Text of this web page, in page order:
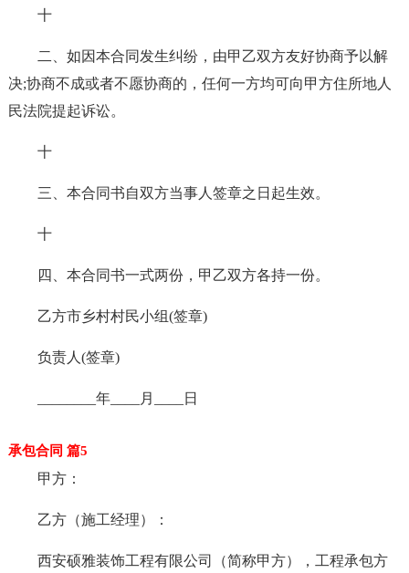
十
二、如因本合同发生纠纷，由甲乙双方友好协商予以解
决;协商不成或者不愿协商的，任何一方均可向甲方住所地人
民法院提起诉讼。
十
三、本合同书自双方当事人签章之日起生效。
十
四、本合同书一式两份，甲乙双方各持一份。
乙方市乡村村民小组(签章)
负责人(签章)
________年____月____日
承包合同 篇5
甲方：
乙方（施工经理）：
西安硕雅装饰工程有限公司（简称甲方），工程承包方